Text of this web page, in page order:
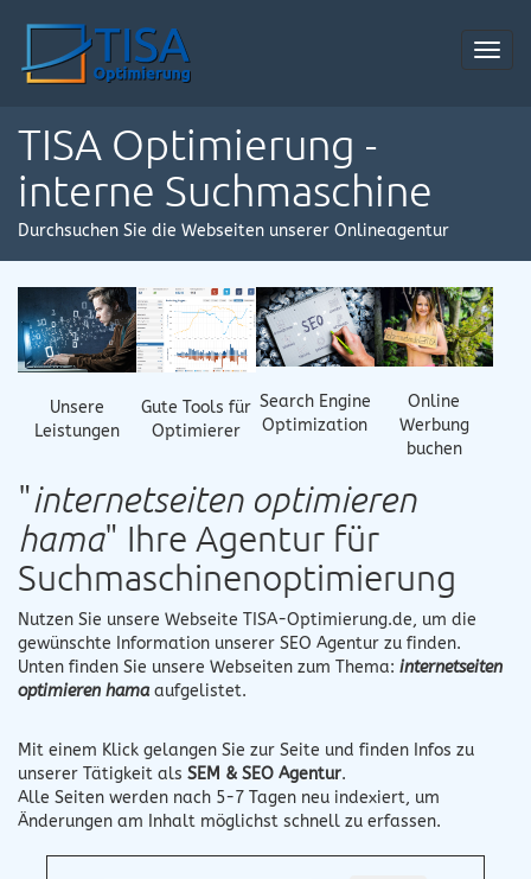
TISA Optimierung -
interne Suchmaschine
Durchsuchen Sie die Webseiten unserer Onlineagentur
Unsere
Leistungen
Gute Tools für
Optimierer
Search Engine
Optimization
Online
Werbung
buchen
"internetseiten optimieren
hama" Ihre Agentur für
Suchmaschinenoptimierung
Nutzen Sie unsere Webseite TISA-Optimierung.de, um die
gewünschte Information unserer SEO Agentur zu finden.
Unten finden Sie unsere Webseiten zum Thema: internetseiten
optimieren hamaaufgelistet.
Mit einem Klick gelangen Sie zur Seite und finden Infos zu
unserer Tätigkeit als SEM & SEO Agentur.
Alle Seiten werden nach 5-7 Tagen neu indexiert, um
Änderungen am Inhalt möglichst schnell zu erfassen.